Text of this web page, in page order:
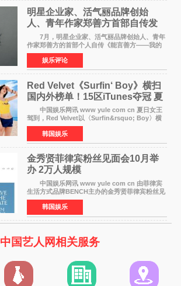
明星企业家、活气丽品牌创始
人、青年作家郑善方首部自传发
布， 书写跨界创业者的成长答卷
7月，明星企业家、活气丽品牌创始人、青年
作家郑善方的首部个人自传《能言善方——我的
跨界人生》正式发行。这本书以他的人生轨迹为
脉络，首次完整公开了从逐梦少年到横跨美业、
公益等多领域的
娱乐评论
Red Velvet《Surfin‘ Boy》横扫
国内外榜单！15区iTunes夺冠 夏
日女王强势回归
中国娱乐网讯 www yule com cn 夏日女王
驾到，Red Velvet以〈Surfin&rsquo; Boy〉横
扫国内外榜单，获得音乐粉丝的热烈反响。
Red Velvet于3日发行了夏日迷你专辑《Velvet
Summer》，
韩国娱乐
金秀贤菲律宾粉丝见面会10月举
办 2万人规模
中国娱乐网讯 www yule com cn 由菲律宾
生活方式品牌BENCH主办的金秀贤菲律宾粉丝见
面会，将于10月2日在马尼拉SM Mall of
Asia（MOA）竞技场举行，预计规模达2万人。
这也是金秀贤自去年陷
韩国娱乐
中国艺人网相关服务